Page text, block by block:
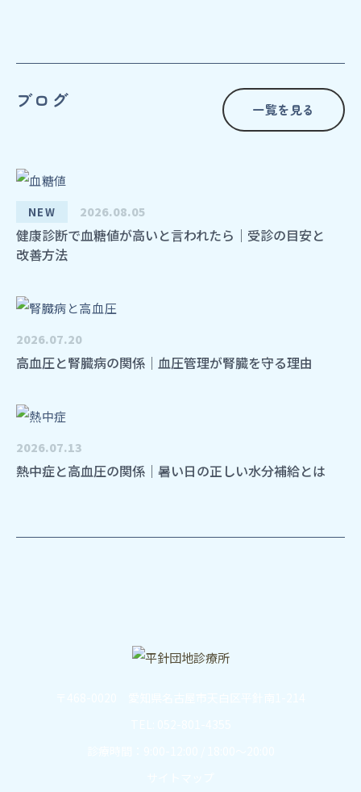
ブログ 一覧を見る
NEW 2026.08.05
健康診断で血糖値が高いと言われたら｜受診の目安と
改善方法
2026.07.20
高血圧と腎臓病の関係｜血圧管理が腎臓を守る理由
2026.07.13
熱中症と高血圧の関係｜暑い日の正しい水分補給とは